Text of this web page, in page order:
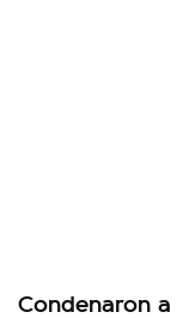
Condenaron